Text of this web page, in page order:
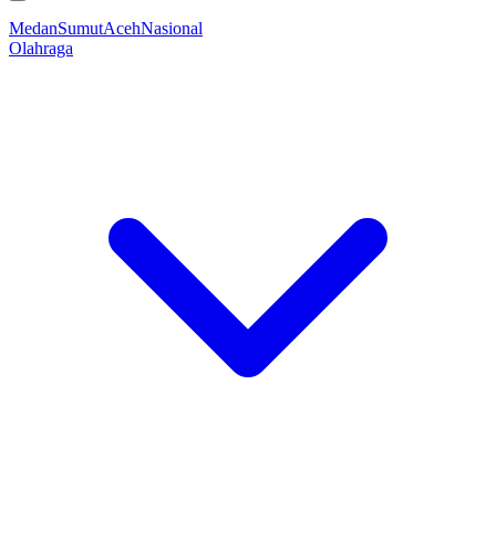
MedanSumutAcehNasional
Olahraga